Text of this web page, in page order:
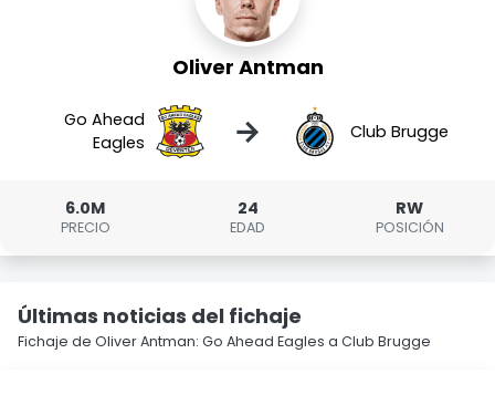
Oliver Antman
Go Ahead
Eagles
→ Club Brugge
6.0M
PRECIO
24
EDAD
RW
POSICIÓN
Últimas noticias del fichaje
Fichaje de Oliver Antman: Go Ahead Eagles a Club Brugge